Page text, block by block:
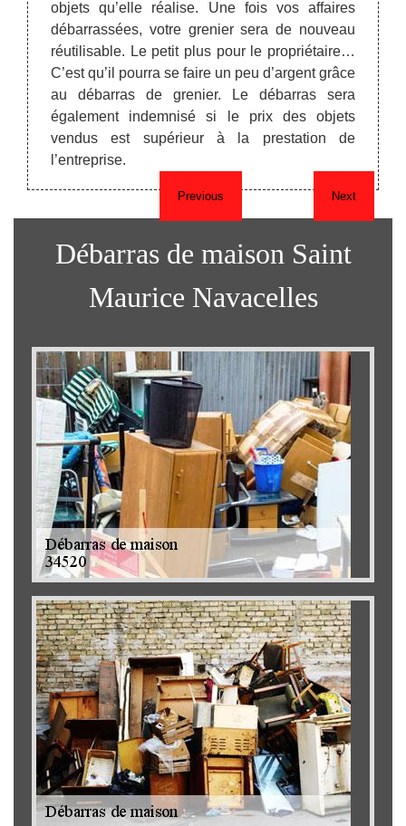
Previous
à
un
objets qu’elle réalise. Une fois vos affaires
débarrassées, votre grenier sera de nouveau
réutilisable. Le petit plus pour le propriétaire…
C’est qu’il pourra se faire un peu d’argent grâce
au débarras de grenier. Le débarras sera
également indemnisé si le prix des objets
vendus est supérieur à la prestation de
l’entreprise.
il
Next
Débarras de maison Saint
Maurice Navacelles